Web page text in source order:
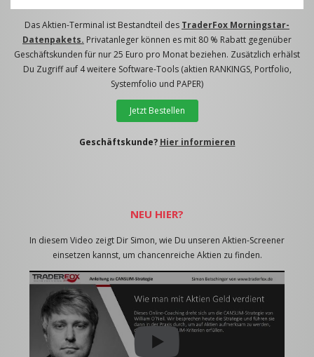
Das Aktien-Terminal ist Bestandteil des TraderFox Morningstar-
Datenpakets. Privatanleger können es mit 80 % Rabatt gegenüber
Geschäftskunden für nur 25 Euro pro Monat beziehen. Zusätzlich erhälst
Du Zugriff auf 4 weitere Software-Tools (aktien RANKINGS, Portfolio,
Systemfolio und PAPER)
Jetzt Bestellen
Geschäftskunde? Hier informieren
NEU HIER?
In diesem Video zeigt Dir Simon, wie Du unseren Aktien-Screener
einsetzen kannst, um chancenreiche Aktien zu finden.